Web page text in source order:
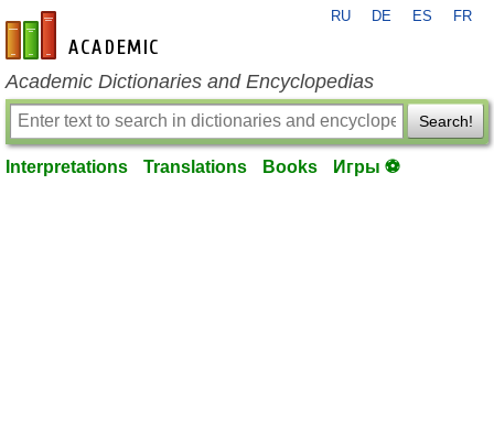
en-academic.com
RU DE ES FR
Academic Dictionaries and Encyclopedias
Search!
Interpretations Translations Books Игры ⚽